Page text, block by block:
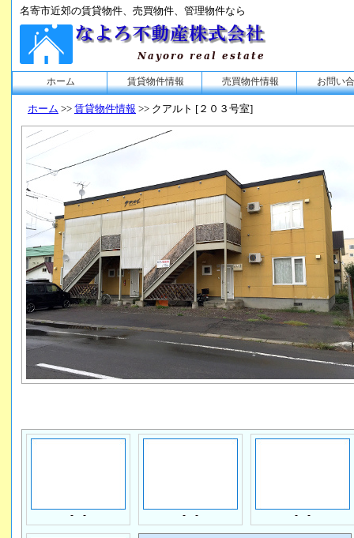
名寄市近郊の賃貸物件、売買物件、管理物件なら
ホーム 賃貸物件情報 売買物件情報 お問い
ホーム >> 賃貸物件情報 >> クアルト [２０３号室]
- - - - - -